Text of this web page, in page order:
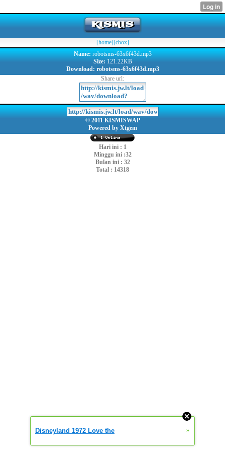
[home][cbox]
Name: robotsms-63x6f43d.mp3
Size: 121.22KB
Download: robotsms-63x6f43d.mp3
Share url:
© 2011 KISMISWAP
Powered by Xtgem
Hari ini : 1
Minggu ini :32
Bulan ini : 32
Total : 14318
Disneyland 1972 Love the »